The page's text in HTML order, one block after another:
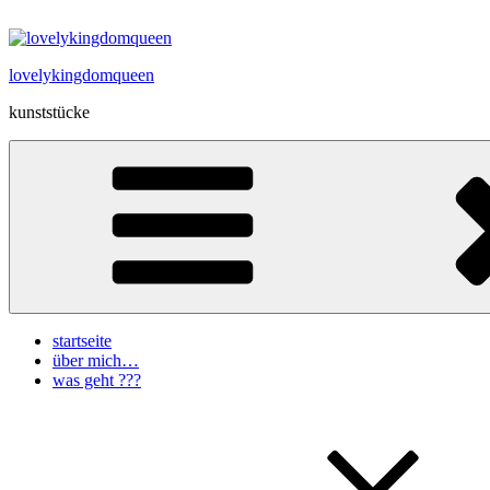
Inhalt
lovelykingdomqueen
kunststücke
startseite
über mich…
was geht ???